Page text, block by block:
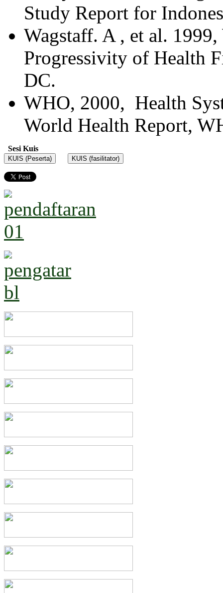
Study Report for
Wagstaff. A , et al.
Progressivity of Health
DC.
WHO, 2000, Health
World Health Report,
Sesi Kuis
KUIS (Peserta) KUIS (fasilitator)